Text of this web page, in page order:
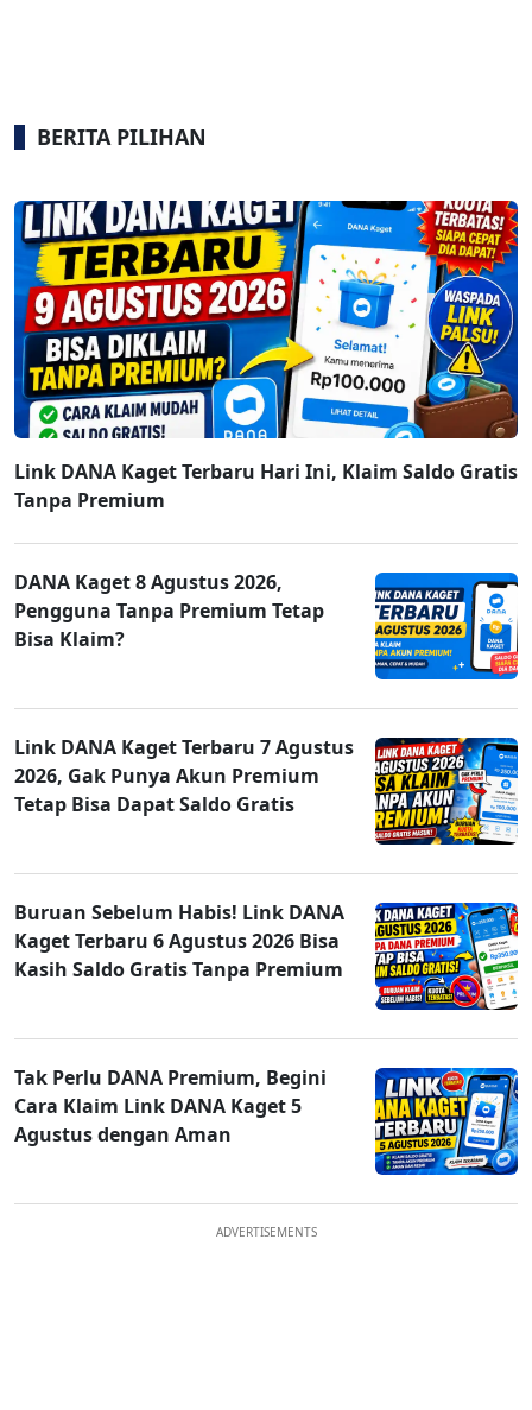
BERITA PILIHAN
Link DANA Kaget Terbaru Hari Ini, Klaim Saldo Gratis
Tanpa Premium
DANA Kaget 8 Agustus 2026,
Pengguna Tanpa Premium Tetap
Bisa Klaim?
Link DANA Kaget Terbaru 7 Agustus
2026, Gak Punya Akun Premium
Tetap Bisa Dapat Saldo Gratis
Buruan Sebelum Habis! Link DANA
Kaget Terbaru 6 Agustus 2026 Bisa
Kasih Saldo Gratis Tanpa Premium
Tak Perlu DANA Premium, Begini
Cara Klaim Link DANA Kaget 5
Agustus dengan Aman
ADVERTISEMENTS